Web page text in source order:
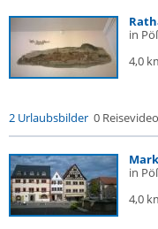
in
4,0
2 Urlaubsbilder 0
in
4,0